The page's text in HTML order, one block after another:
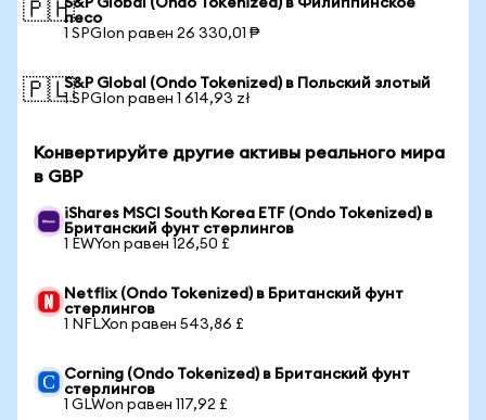
🇵🇭S&P Global (Ondo Tokenized) в Филиппинское
песо
1 SPGIon равен 26 330,01 ₱
🇵🇱S&P Global (Ondo Tokenized) в Польский злотый
1 SPGIon равен 1 614,93 zł
Конвертируйте другие активы реального мира
в GBP
iShares MSCI South Korea ETF (Ondo Tokenized) в
Британский фунт стерлингов
1 EWYon равен 126,50 £
Netflix (Ondo Tokenized) в Британский фунт
стерлингов
1 NFLXon равен 543,86 £
Corning (Ondo Tokenized) в Британский фунт
стерлингов
1 GLWon равен 117,92 £